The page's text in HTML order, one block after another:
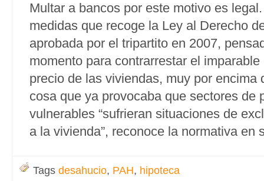
Multar a bancos por este motivo es
medidas que recoge la Ley al Derecho
aprobada por el tripartito en 2007,
momento para contrarrestar el
precio de las viviendas, muy por encima
cosa que ya provocaba que sectores de
vulnerables “sufrieran situaciones de
a la vivienda”, reconoce la normativa en
Tags desahucio, PAH, hipoteca